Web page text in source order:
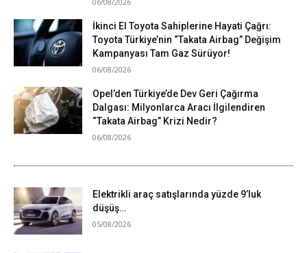
İkinci El Toyota Sahiplerine Hayati Çağrı:
Toyota Türkiye’nin “Takata Airbag” Değişim
Kampanyası Tam Gaz Sürüyor!
06/08/2026
Opel’den Türkiye’de Dev Geri Çağırma
Dalgası: Milyonlarca Aracı İlgilendiren
“Takata Airbag” Krizi Nedir?
06/08/2026
Elektrikli araç satışlarında yüzde 9’luk
düşüş…
05/08/2026